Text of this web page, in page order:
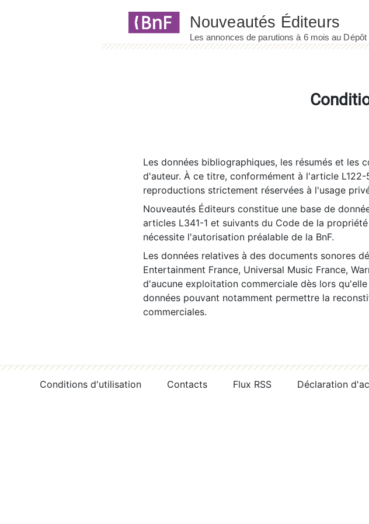
Les données bibliographiques, les résumés et
d'auteur. À ce titre, conformément à l'article
reproductions strictement réservées à l'usage
Nouveautés Éditeurs constitue une base de
articles L341-1 et suivants du Code de la
nécessite l'autorisation préalable de la BnF.
Les données relatives à des documents sonores
Entertainment France, Universal Music France,
d'aucune exploitation commerciale dès lors
données pouvant notamment permettre la
commerciales.
Conditions d'utilisation Contacts Flux RSS Déclaration